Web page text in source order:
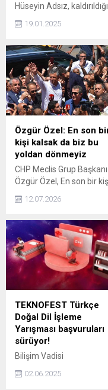
Hüseyin Adsız, kaldırıldığı
hastanede hayatını
Adsız’ın cenazesi,
ardından memleketi
gönderildi.
19.01.2025
Özgür Özel: En son
kişi kalsak da biz bu
yoldan dönmeyiz
CHP Meclis Grup Başkanı
Özgür Özel, En son bir
dönmeyiz, bu iktidar
dedi.
12.07.2026
TEKNOFEST Türkçe
Doğal Dil İşleme
Yarışması başvuruları
sürüyor!
Bilişim Vadisi
yürütücülüğünde,
TEKNOFEST kapsamında
02.06.2025